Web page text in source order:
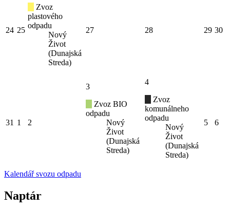
24 25
Zvoz
plastového
odpadu
Nový
Život
(Dunajská
Streda)
27 28 29 30
31 1 2
3
Zvoz BIO
odpadu
Nový
Život
(Dunajská
Streda)
4
Zvoz
komunálneho
odpadu
Nový
Život
(Dunajská
Streda)
5 6
Kalendář svozu odpadu
Naptár